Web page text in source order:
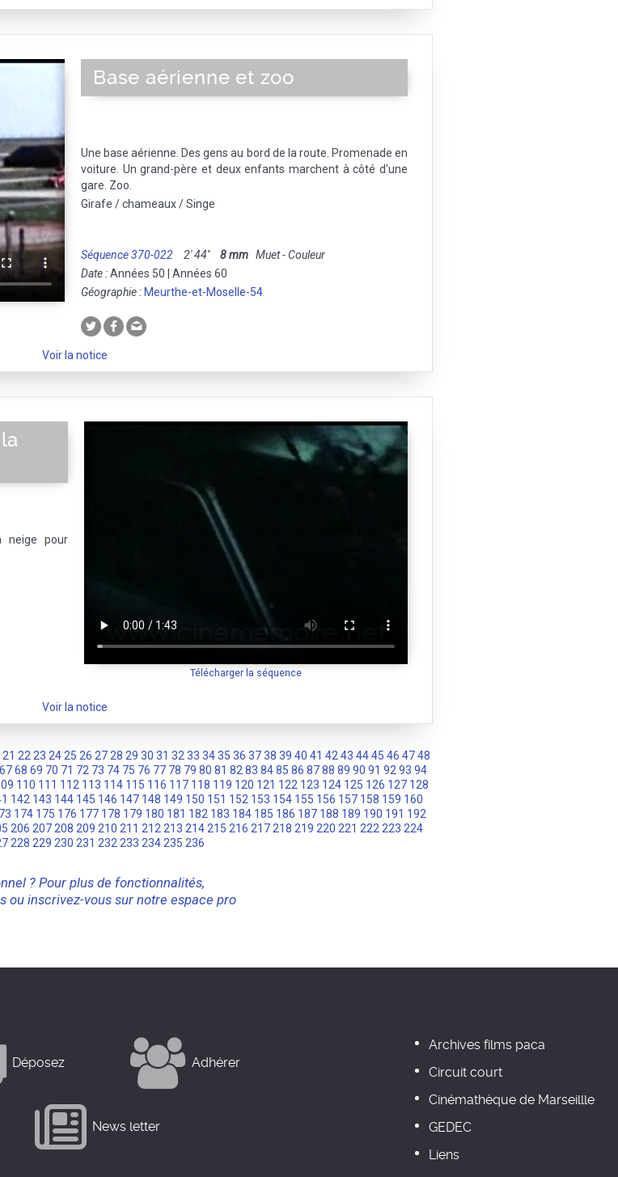
Base aérienne et zoo
Une base aérienne. Des gens au bord de la route. Promenade en
voiture. Un grand-père et deux enfants marchent à côté d'une
gare. Zoo.
Girafe / chameaux / Singe
Séquence 370-022 2' 44'' 8 mm Muet - Couleur
Date :Années 50 | Années 60
Géographie : Meurthe-et-Moselle-54
Voir la notice
Télécharger la séquence
neige pour
Voir la notice
21 22 23 24 25 26 27 28 29 30 31 32 33 34 35 36 37 38 39 40 41 42 43 44 45 46 47 48
67 68 69 70 71 72 73 74 75 76 77 78 79 80 81 82 83 84 85 86 87 88 89 90 91 92 93 94
110 111 112 113 114 115 116 117 118 119 120 121 122 123 124 125 126 127 128
142 143 144 145 146 147 148 149 150 151 152 153 154 155 156 157 158 159 160
174 175 176 177 178 179 180 181 182 183 184 185 186 187 188 189 190 191 192
206 207 208 209 210 211 212 213 214 215 216 217 218 219 220 221 222 223 224
228 229 230 231 232 233 234 235 236
? Pour plus de fonctionnalités,
ou inscrivez-vous sur notre espace pro
Déposez Adhérer
News letter
Archives films paca
Circuit court
Cinémathèque de Marseillle
GEDEC
Liens